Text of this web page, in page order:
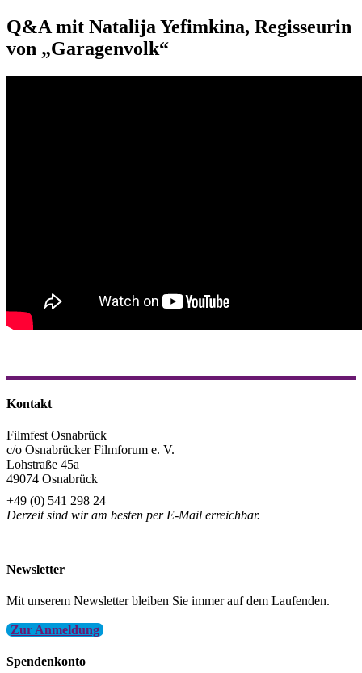
Q&A mit Natalija Yefimkina, Regisseurin
von „Garagenvolk“
Kontakt
Filmfest Osnabrück
c/o Osnabrücker Filmforum e. V.
Lohstraße 45a
49074 Osnabrück
+49 (0) 541 298 24
Derzeit sind wir am besten per E-Mail erreichbar.
Newsletter
Mit unserem Newsletter bleiben Sie immer auf dem Laufenden.
Zur Anmeldung
Spendenkonto